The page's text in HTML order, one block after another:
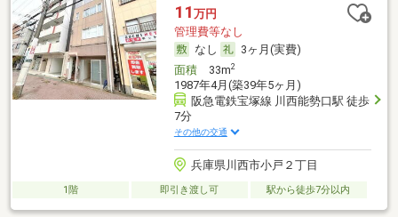
11 万円
管理費等なし
なし
3ヶ月(実費)
面積33m2
1987年4月(築39年5ヶ月)
阪急電鉄宝塚線 川西能勢口駅 徒歩
7分
その他の交通
兵庫県川西市小戸２丁目
1階 即引き渡し可 駅から徒歩7分以内